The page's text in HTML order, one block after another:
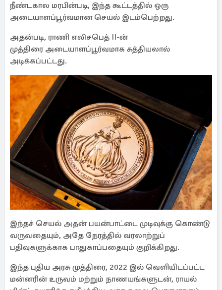
நீண்டகால மரபின்படி, இந்த கூட்டத்தில் ஒரு
அடையாளப்பூர்வமான செயல் இடம்பெற்றது.
அதன்படி, ராணி எலிசபெத் II-ன்
முத்திரை அடையாளப்பூர்வமாக சுத்தியலால்
அடிக்கப்பட்டது.
இந்தச் செயல் அதன் பயன்பாட்டை முடிவுக்கு கொண்டு
வருவதையும், அதே நேரத்தில் வரலாற்றுப்
பதிவுகளுக்காக பாதுகாப்பதையும் குறிக்கிறது.
இந்த புதிய அரசு முத்திரை, 2022 இல் வெளியிடப்பட்ட
மன்னரின் உருவம் மற்றும் நாணயங்களுடன், ராயல்